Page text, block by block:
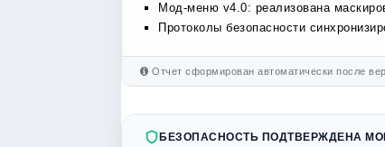
Мод-меню v4.0: реализована
Протоколы безопасности
Отчет сформирован автоматически после
БЕЗОПАСНОСТЬ ПОДТВЕРЖДЕНА